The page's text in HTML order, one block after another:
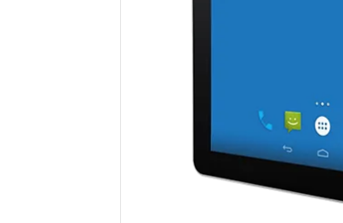
頑丈なロボットコントローラ
エッジAIモビリティ
ロボット コントローラー